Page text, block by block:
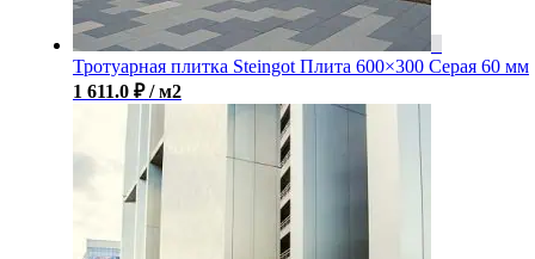
Тротуарная плитка Steingot Плита 600×300 Серая 60 мм
1 611.0 ₽ / м2